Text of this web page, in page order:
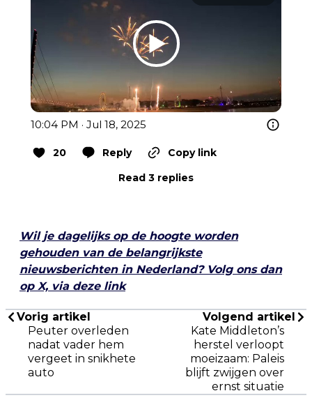
10:04 PM · Jul 18, 2025
20 Reply
Copy link
Read 3 replies
Wil je dagelijks op de hoogte worden
gehouden van de belangrijkste
nieuwsberichten in Nederland? Volg ons dan
op X, via deze link
Vorig artikel
Peuter overleden
nadat vader hem
vergeet in snikhete
auto
Volgend artikel
Kate Middleton’s
herstel verloopt
moeizaam: Paleis
blijft zwijgen over
ernst situatie